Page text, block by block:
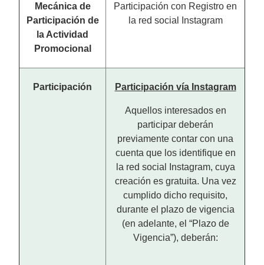
Mecánica de
Participación de
la Actividad
Promocional
Participación con Registro en
la red social Instagram
Participación Participación vía Instagram
Aquellos interesados en
participar deberán
previamente contar con una
cuenta que los identifique en
la red social Instagram, cuya
creación es gratuita. Una vez
cumplido dicho requisito,
durante el plazo de vigencia
(en adelante, el “Plazo de
Vigencia”), deberán: